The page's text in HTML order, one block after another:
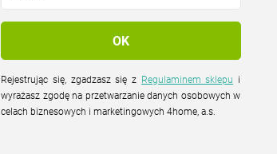
Rejestrując się, zgadzasz się z Regulaminem sklepu
wyrażasz zgodę na przetwarzanie danych osobowych w
celach biznesowych i marketingowych 4home, a.s.